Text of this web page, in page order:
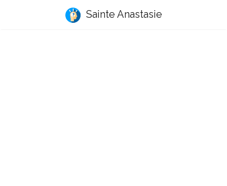
Sainte Anastasie